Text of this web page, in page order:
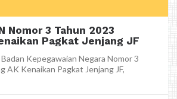
Nomor 3 Tahun 2023
Pagkat Jenjang JF
Kepegawaian Negara Nomor 3
AK Kenaikan Pagkat Jenjang JF,